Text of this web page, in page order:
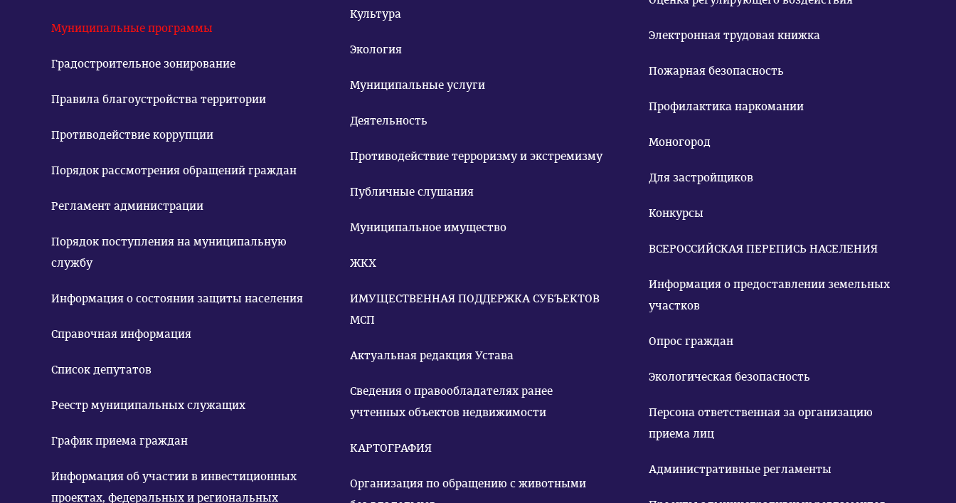
Муниципальные программы
Градостроительное зонирование
Правила благоустройства территории
Противодействие коррупции
Порядок рассмотрения обращений граждан
Регламент администрации
Порядок поступления на муниципальную
службу
Информация о состоянии защиты населения
Справочная информация
Список депутатов
Реестр муниципальных служащих
График приема граждан
Информация об участии в инвестиционных
проектах, федеральных и региональных
Культура
Экология
Муниципальные услуги
Деятельность
Противодействие терроризму и экстремизму
Публичные слушания
Муниципальное имущество
ЖКХ
ИМУЩЕСТВЕННАЯ ПОДДЕРЖКА СУБЪЕКТОВ
МСП
Актуальная редакция Устава
Сведения о правообладателях ранее
учтенных объектов недвижимости
КАРТОГРАФИЯ
Организация по обращению с животными
Электронная трудовая книжка
Пожарная безопасность
Профилактика наркомании
Моногород
Для застройщиков
Конкурсы
ВСЕРОССИЙСКАЯ ПЕРЕПИСЬ НАСЕЛЕНИЯ
Информация о предоставлении земельных
участков
Опрос граждан
Экологическая безопасность
Персона ответственная за организацию
приема лиц
Административные регламенты